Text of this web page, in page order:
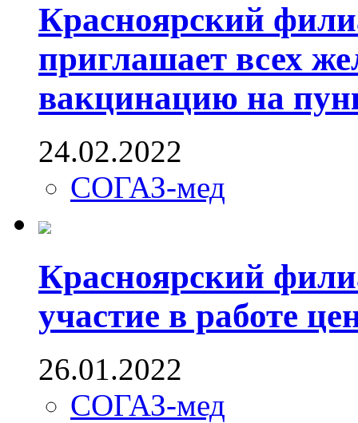
Красноярский
приглашает всех
вакцинацию на
24.02.2022
СОГАЗ-мед
Красноярский
участие в работе
26.01.2022
СОГАЗ-мед